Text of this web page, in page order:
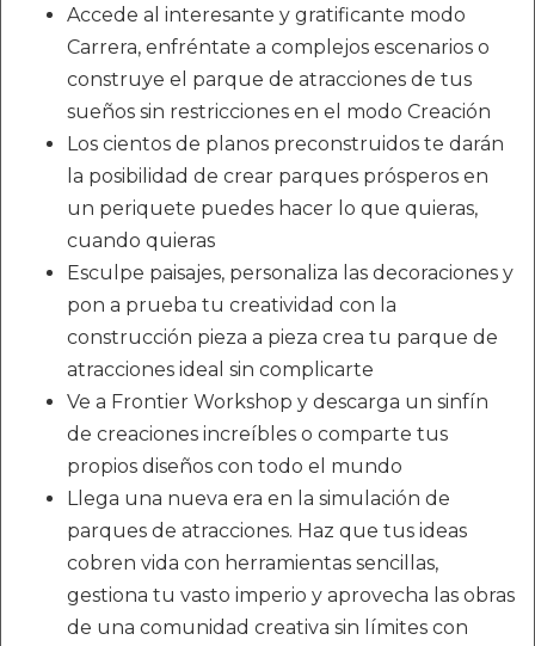
Accede al interesante y gratificante modo
Carrera, enfréntate a complejos escenarios o
construye el parque de atracciones de tus
sueños sin restricciones en el modo Creación
Los cientos de planos preconstruidos te darán
la posibilidad de crear parques prósperos en
un periquete puedes hacer lo que quieras,
cuando quieras
Esculpe paisajes, personaliza las decoraciones y
pon a prueba tu creatividad con la
construcción pieza a pieza crea tu parque de
atracciones ideal sin complicarte
Ve a Frontier Workshop y descarga un sinfín
de creaciones increíbles o comparte tus
propios diseños con todo el mundo
Llega una nueva era en la simulación de
parques de atracciones. Haz que tus ideas
cobren vida con herramientas sencillas,
gestiona tu vasto imperio y aprovecha las obras
de una comunidad creativa sin límites con